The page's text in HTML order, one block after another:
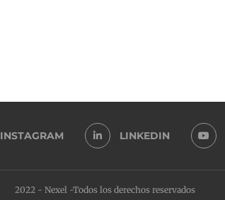
INSTAGRAM LINKEDIN
2022 - Nexel -Todos los derechos reservados